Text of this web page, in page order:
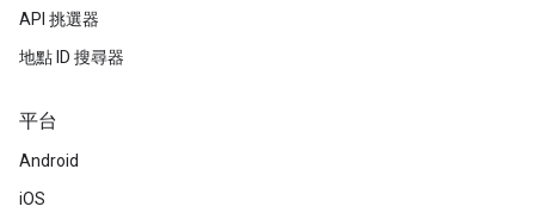
API 挑選器
地點 ID 搜尋器
平台
Android
iOS